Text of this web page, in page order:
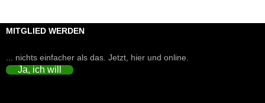
MITGLIED WERDEN
... nichts einfacher als das. Jetzt, hier und online.
Ja, ich will